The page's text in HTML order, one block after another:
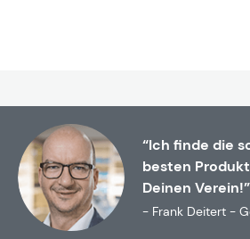
“Ich finde die
besten
Deinen Verein!”
- Frank Deitert -